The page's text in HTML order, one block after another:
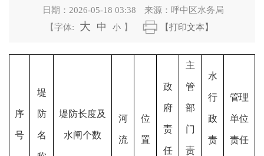
日期： 2026-05-18 03:38 来源： 呼中区水务局
【字体:
大 中 小 】 【打印文本】
序
号
堤
防
名
堤防长度及
水闸个数
河
流
位
置
政
府
责
任
主
管
部
门
责
水
行
政
责
管理
单位
责任